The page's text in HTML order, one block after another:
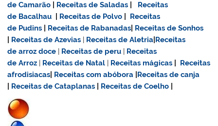
de Camarão
Receitas de Saladas
Receitas
de Bacalhau
Receitas de Polvo
Receitas
de Pudins
Receitas de Rabanadas
Receitas de Sonhos
Receitas de Azevias Receitas de Aletria Receitas
dearroz doce Receitas de peru
Receitas
de Arroz
Receitas de Natal Receitas mágicas
Receitas
afrodisiacas
Receitas com abóbora
Receitas de canja
Receitas de Cataplanas Receitas de Coelho